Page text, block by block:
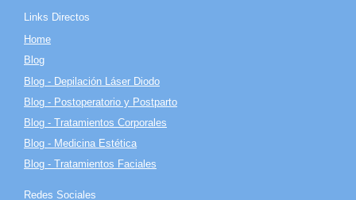
Links Directos
Home
Blog
Blog - Depilación Láser Diodo
Blog - Postoperatorio y Postparto
Blog - Tratamientos Corporales
Blog - Medicina Estética
Blog - Tratamientos Faciales
Redes Sociales